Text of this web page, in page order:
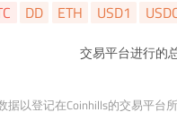
DD ETH USD1
交易平台进行的
据以登记在Coinhills的交易平台